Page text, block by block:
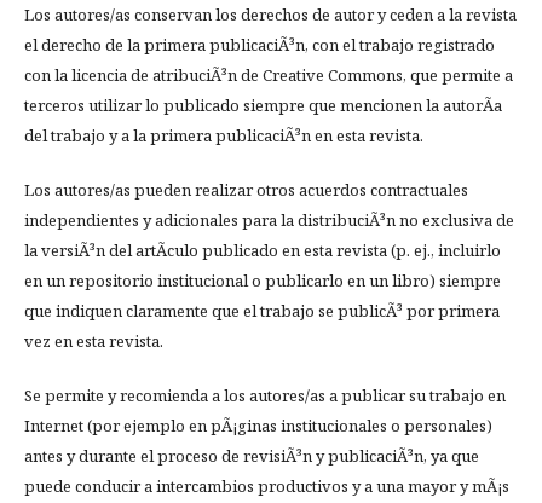
Los autores/as conservan los derechos de autor y ceden a la revista
el derecho de la primera publicaciÃ³n, con el trabajo registrado
con la licencia de atribuciÃ³n de Creative Commons, que permite a
terceros utilizar lo publicado siempre que mencionen la autorÃ­a
del trabajo y a la primera publicaciÃ³n en esta revista.
Los autores/as pueden realizar otros acuerdos contractuales
independientes y adicionales para la distribuciÃ³n no exclusiva de
la versiÃ³n del artÃ­culo publicado en esta revista (p. ej., incluirlo
en un repositorio institucional o publicarlo en un libro) siempre
que indiquen claramente que el trabajo se publicÃ³ por primera
vez en esta revista.
Se permite y recomienda a los autores/as a publicar su trabajo en
Internet (por ejemplo en pÃ¡ginas institucionales o personales)
antes y durante el proceso de revisiÃ³n y publicaciÃ³n, ya que
puede conducir a intercambios productivos y a una mayor y mÃ¡s